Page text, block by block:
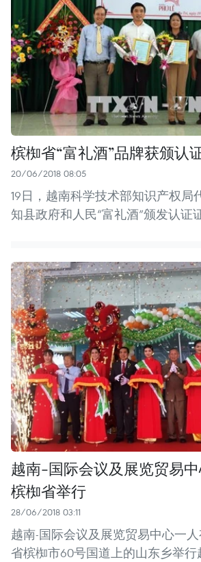
槟椥省“富礼酒”品牌获颁认
20/06/2018 08:05
19日，越南科学技术部知识产权局
知县政府和人民“富礼酒”颁发认证
越南-国际会议及展览贸易
槟椥省举行
28/06/2018 03:11
越南-国际会议及展览贸易中心一
省槟椥市60号国道上的山东乡举行